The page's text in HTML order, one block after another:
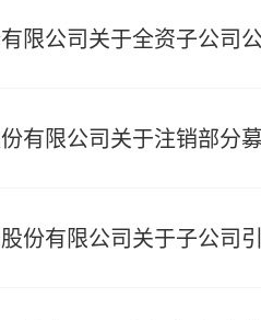
限公司关于全资子公司
有限公司关于注销部分
份有限公司关于子公司